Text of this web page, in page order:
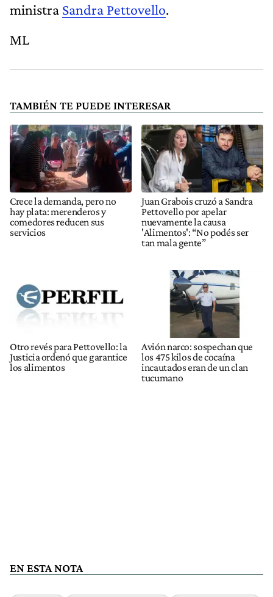
ministra Sandra Pettovello.
ML
TAMBIÉN TE PUEDE INTERESAR
Crece la demanda, pero no
hay plata: merenderos y
comedores reducen sus
servicios
Juan Grabois cruzó a Sandra
Pettovello por apelar
nuevamente la causa
'Alimentos': “No podés ser
tan mala gente”
Otro revés para Pettovello: la
Justicia ordenó que garantice
los alimentos
Avión narco: sospechan que
los 475 kilos de cocaína
incautados eran de un clan
tucumano
EN ESTA NOTA